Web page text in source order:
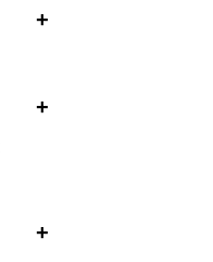
+
+
+